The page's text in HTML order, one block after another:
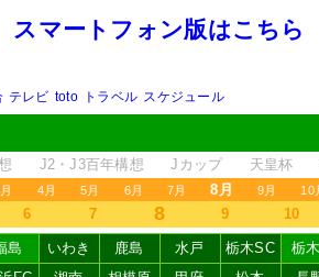
スマートフォン版はこちら
テレビ toto トラベル スケジュール
J2・J3百年構想 Jカップ 天皇杯
4月 5月 6月 7月 8月 9月 10
6 7 8 9 10
島 いわき 鹿島 水戸 栃木SC 栃